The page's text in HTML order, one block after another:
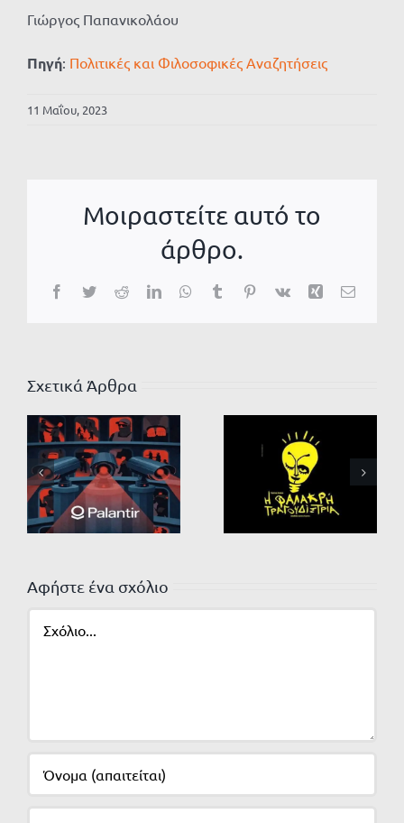
Γιώργος Παπανικολάου
Πηγή: Πολιτικές και Φιλοσοφικές Αναζητήσεις
11 Μαΐου, 2023
Μοιραστείτε αυτό το
άρθρο.
Facebook
TwitterRedditLinkedInWhatsApp
TumblrPinterest
Vk Xing Email
Σχετικά Άρθρα
Αφήστε ένα σχόλιο